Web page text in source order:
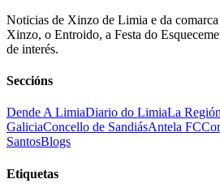
Noticias de Xinzo de Limia e da
Xinzo, o Entroido, a Festa do
de interés.
Seccións
Dende A LimiaDiario do LimiaLa Región
GaliciaConcello de SandiásAntela FC
SantosBlogs
Etiquetas